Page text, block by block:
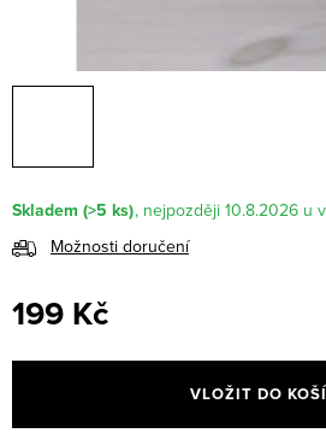
Skladem (>5 ks)
10.8.2026
Možnosti doručení
199 Kč
cena:
VLOŽIT DO